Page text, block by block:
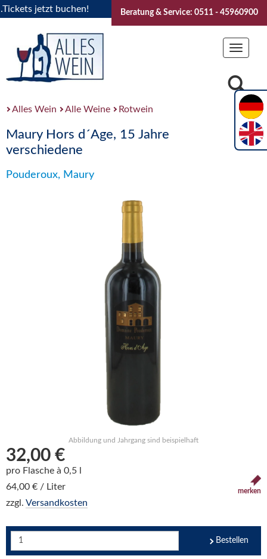
jetzt buchen! "Das Sommerfest 2026" Vive la
Beratung & Service: 0511 - 45960900
Toggle
Alles Wein Alle Weine Rotwein
Maury Hors d´Age, 15 Jahre
verschiedene
Pouderoux, Maury
Abbildung und Jahrgang sind beispielhaft
32,00 €
pro Flasche à 0,5 l
64,00 € / Liter
zzgl. Versandkosten
merken
Bestellen